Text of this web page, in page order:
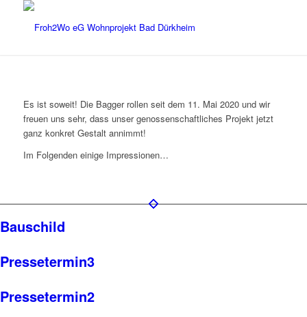
Es ist soweit! Die Bagger rollen seit dem 11. Mai 2020 und wir
freuen uns sehr, dass unser genossenschaftliches Projekt jetzt
ganz konkret Gestalt annimmt!
Im Folgenden einige Impressionen…
Bauschild
Pressetermin3
Pressetermin2